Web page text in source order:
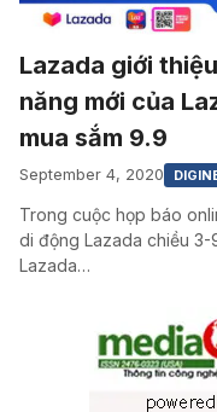
Lazada giới
năng mới của
mua sắm 9.9
September 4, 2020
Trong cuộc họp báo
di động Lazada chiều
Lazada…